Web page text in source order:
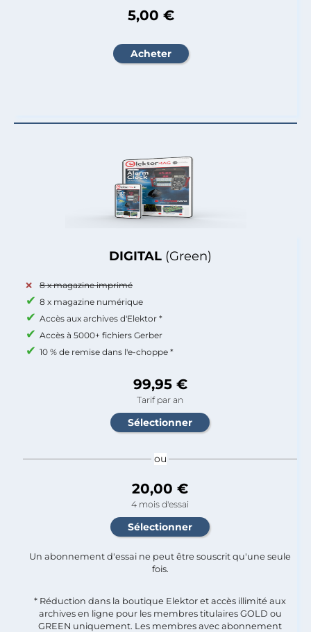
DIGITAL (Green)
8 x magazine imprimé
8 x magazine numérique
Accès aux archives d'Elektor *
Accès à 5000+ fichiers Gerber
10 % de remise dans l'e-choppe *
99,95 €
Tarif par an
ou
20,00 €
4 mois d'essai
Un abonnement d'essai ne peut être souscrit qu'une seule
fois.​
* Réduction dans la boutique Elektor et accès illimité aux
archives en ligne pour les membres titulaires GOLD ou
GREEN uniquement. Les membres avec abonnement
5,00 €